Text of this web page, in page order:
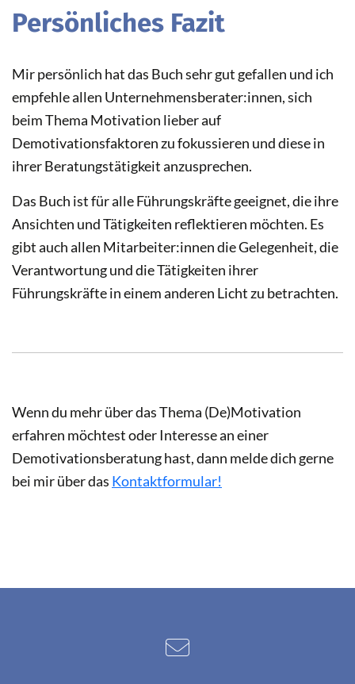
Persönliches Fazit
Mir persönlich hat das Buch sehr gut gefallen und ich
empfehle allen Unternehmensberater:innen, sich
beim Thema Motivation lieber auf
Demotivationsfaktoren zu fokussieren und diese in
ihrer Beratungstätigkeit anzusprechen.
Das Buch ist für alle Führungskräfte geeignet, die ihre
Ansichten und Tätigkeiten reflektieren möchten. Es
gibt auch allen Mitarbeiter:innen die Gelegenheit, die
Verantwortung und die Tätigkeiten ihrer
Führungskräfte in einem anderen Licht zu betrachten.
Wenn du mehr über das Thema (De)Motivation
erfahren möchtest oder Interesse an einer
Demotivationsberatung hast, dann melde dich gerne
bei mir über das Kontaktformular!